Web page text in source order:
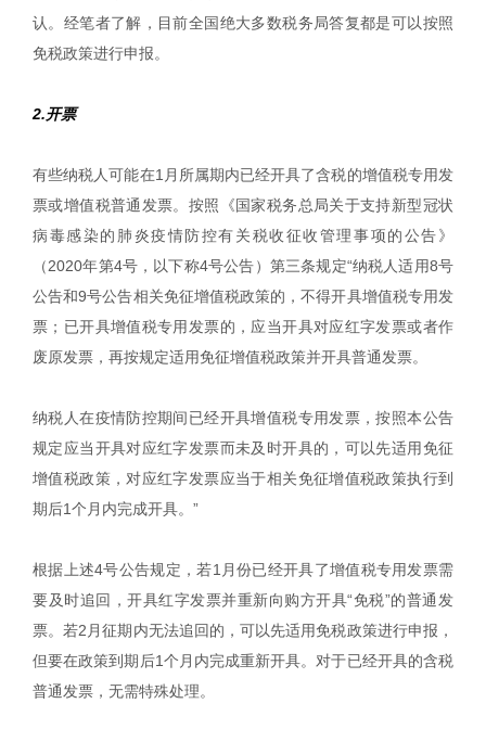
认。经笔者了解，目前全国绝大多数税务局答复都是可以按照
免税政策进行申报。
2.开票
有些纳税人可能在1月所属期内已经开具了含税的增值税专用发
票或增值税普通发票。按照《国家税务总局关于支持新型冠状
病毒感染的肺炎疫情防控有关税收征收管理事项的公告》
（2020年第4号，以下称4号公告）第三条规定“纳税人适用8号
公告和9号公告相关免征增值税政策的，不得开具增值税专用发
票；已开具增值税专用发票的，应当开具对应红字发票或者作
废原发票，再按规定适用免征增值税政策并开具普通发票。
纳税人在疫情防控期间已经开具增值税专用发票，按照本公告
规定应当开具对应红字发票而未及时开具的，可以先适用免征
增值税政策，对应红字发票应当于相关免征增值税政策执行到
期后1个月内完成开具。”
根据上述4号公告规定，若1月份已经开具了增值税专用发票需
要及时追回，开具红字发票并重新向购方开具“免税”的普通发
票。若2月征期内无法追回的，可以先适用免税政策进行申报，
但要在政策到期后1个月内完成重新开具。对于已经开具的含税
普通发票，无需特殊处理。